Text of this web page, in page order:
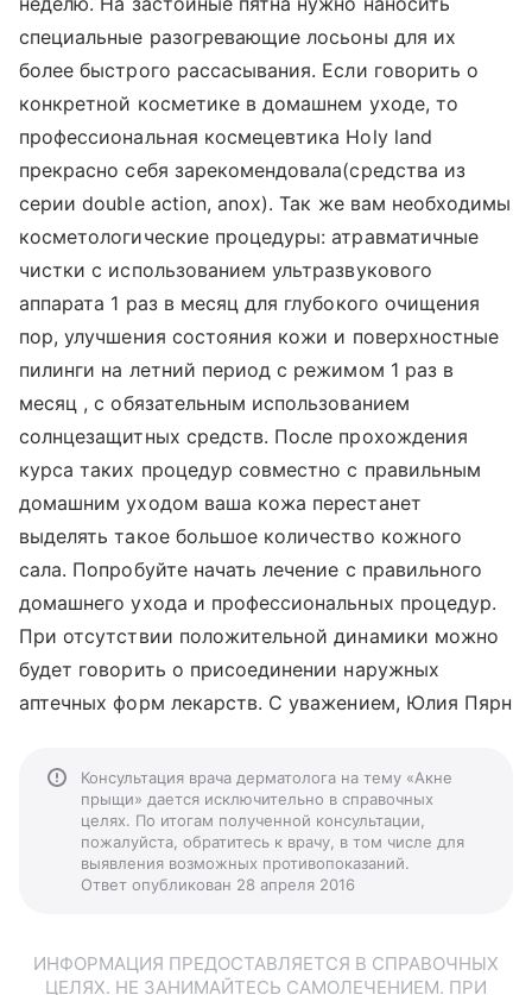
специальные разогревающие лосьоны для их
более быстрого рассасывания. Если говорить о
конкретной косметике в домашнем уходе, то
профессиональная космецевтика Holy land
прекрасно себя зарекомендовала(средства из
серии double action, anox). Так же вам необходимы
косметологические процедуры: атравматичные
чистки с использованием ультразвукового
аппарата 1 раз в месяц для глубокого очищения
пор, улучшения состояния кожи и поверхностные
пилинги на летний период с режимом 1 раз в
месяц , с обязательным использованием
солнцезащитных средств. После прохождения
курса таких процедур совместно с правильным
домашним уходом ваша кожа перестанет
выделять такое большое количество кожного
сала. Попробуйте начать лечение с правильного
домашнего ухода и профессиональных процедур.
При отсутствии положительной динамики можно
будет говорить о присоединении наружных
аптечных форм лекарств. С уважением, Юлия Пярн
Консультация врача дерматолога на тему «Акне
прыщи» дается исключительно в справочных
целях. По итогам полученной консультации,
пожалуйста, обратитесь к врачу, в том числе для
выявления возможных противопоказаний.
Ответ опубликован 28 апреля 2016
ИНФОРМАЦИЯ ПРЕДОСТАВЛЯЕТСЯ В СПРАВОЧНЫХ
ЦЕЛЯХ. НЕ ЗАНИМАЙТЕСЬ САМОЛЕЧЕНИЕМ. ПРИ